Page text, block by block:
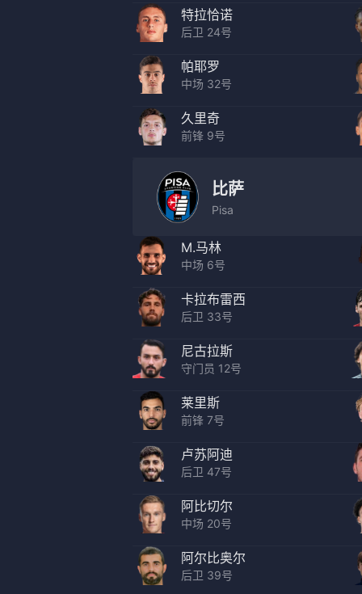
特拉恰诺
后卫 24号
帕耶罗
中场 32号
久里奇
前锋 9号
比萨
Pisa
M.马林
中场 6号
卡拉布雷西
后卫 33号
尼古拉斯
守门员 12号
莱里斯
前锋 7号
卢苏阿迪
后卫 47号
阿比切尔
中场 20号
阿尔比奥尔
后卫 39号